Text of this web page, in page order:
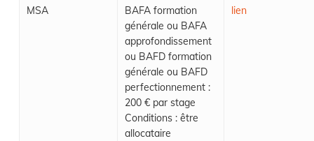
MSA
BAFA formation
générale ou BAFA
approfondissement
ou BAFD formation
générale ou BAFD
perfectionnement :
200 € par stage
Conditions : être
allocataire
lien